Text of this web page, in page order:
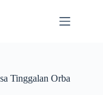
Tinggalan Orba